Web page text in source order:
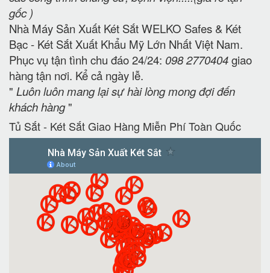
gốc )
Nhà Máy Sản Xuất Két Sắt WELKO Safes & Két
Bạc - Két Sắt Xuất Khẩu Mỹ Lớn Nhất Việt Nam.
Phục vụ tận tình chu đáo 24/24: 098 2770404giao
hàng tận nơi. Kể cả ngày lễ.
" Luôn luôn mang lại sự hài lòng mong đợi đến
khách hàng"
Tủ Sắt - Két Sắt Giao Hàng Miễn Phí Toàn Quốc